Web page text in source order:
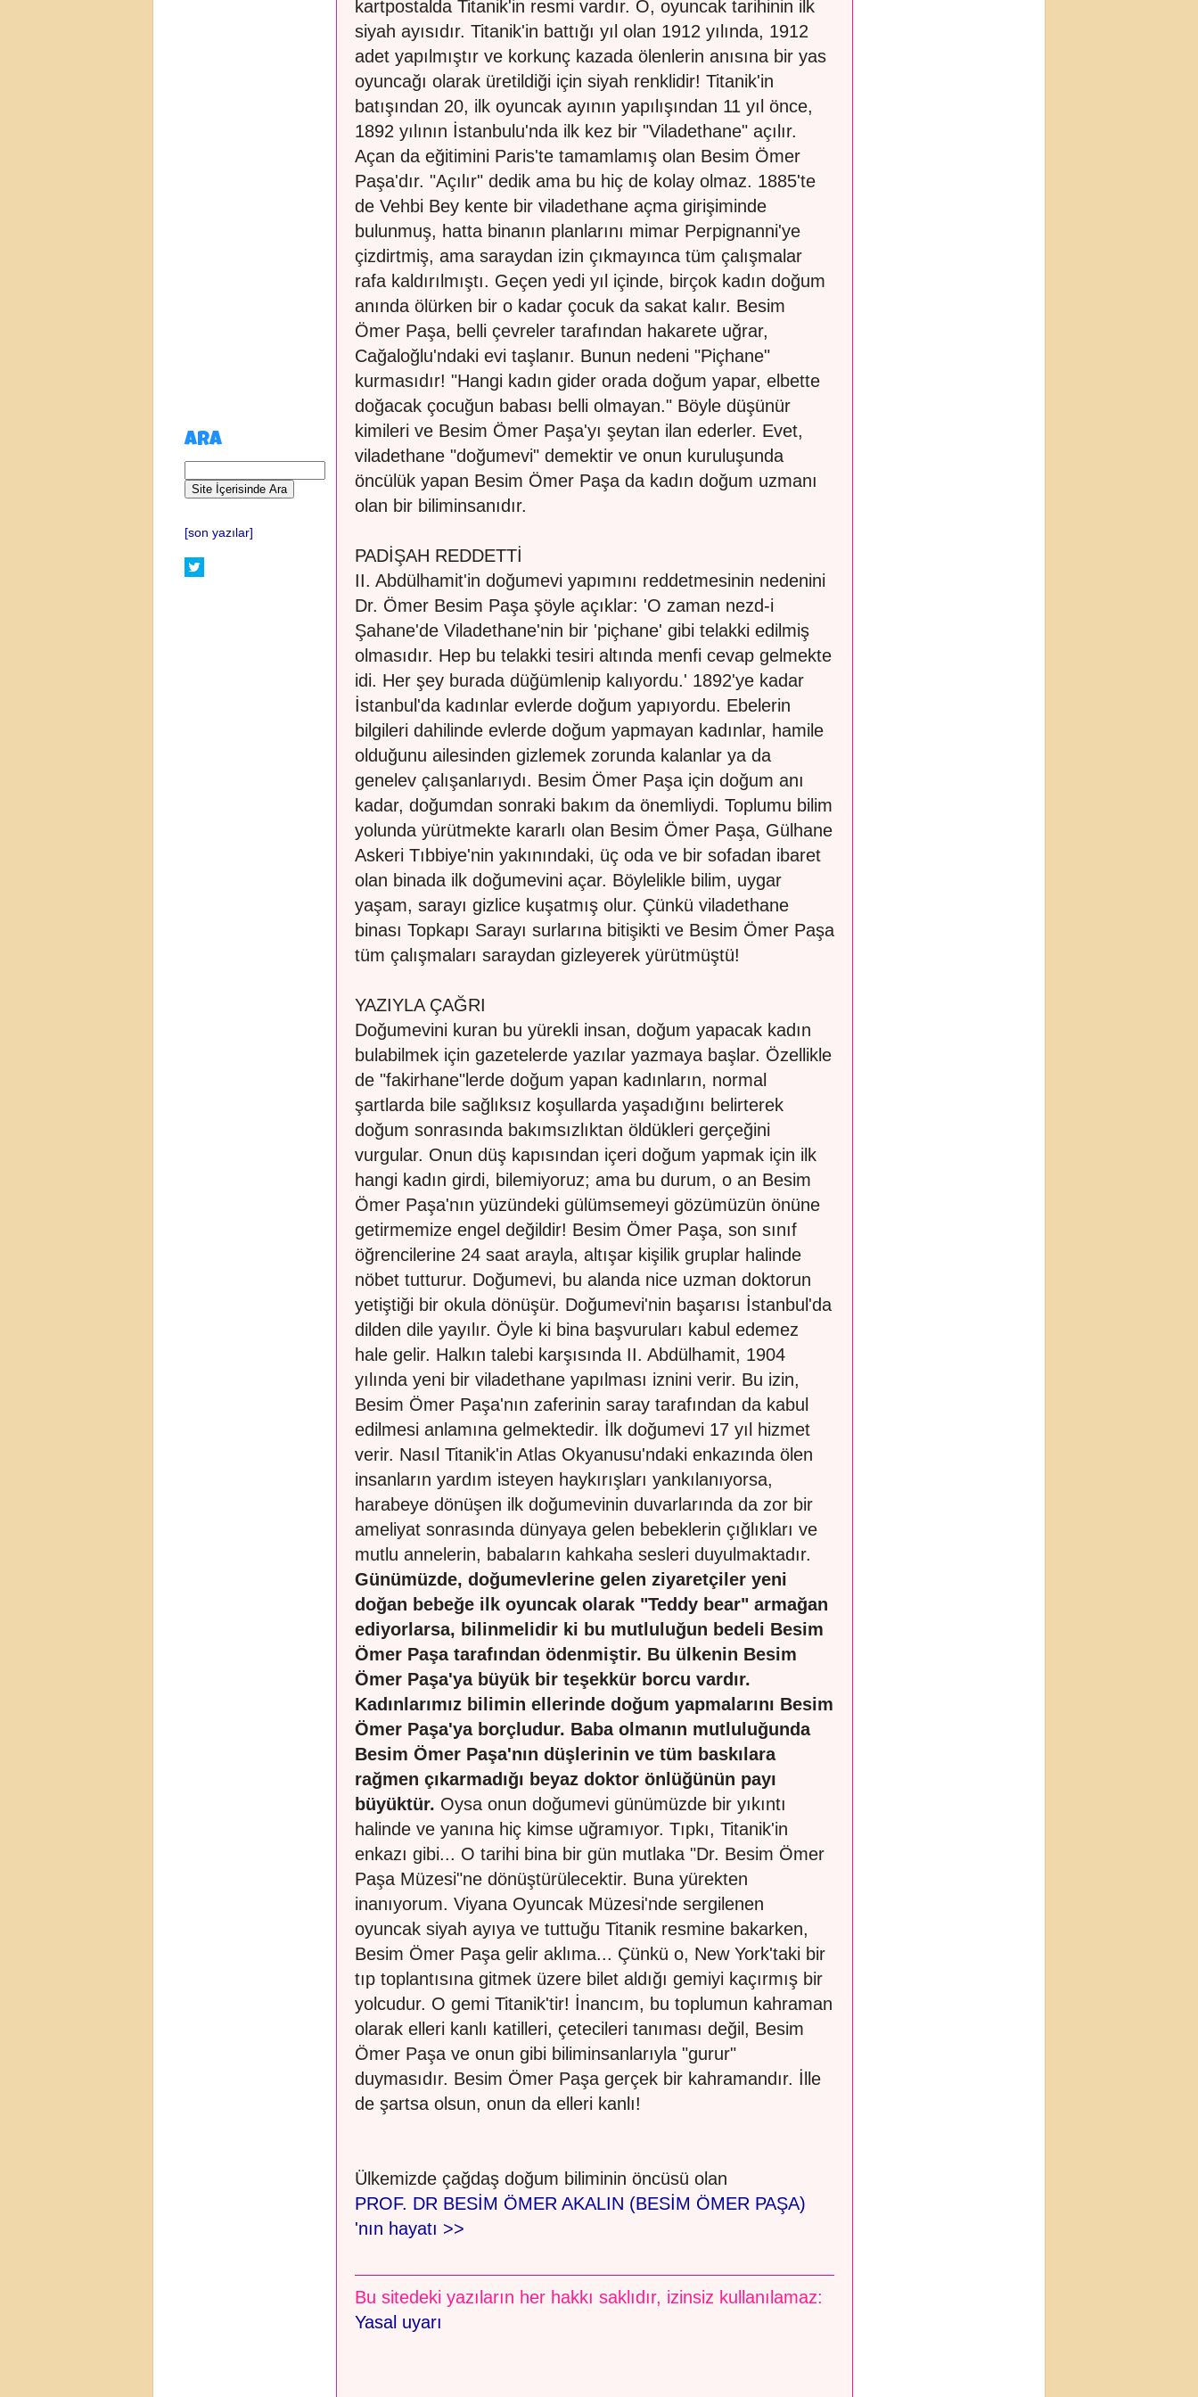
kartpostalda Titanik'in resmi vardır. O, oyuncak tarihinin ilk
siyah ayısıdır. Titanik'in battığı yıl olan 1912 yılında, 1912
adet yapılmıştır ve korkunç kazada ölenlerin anısına bir yas
oyuncağı olarak üretildiği için siyah renklidir! Titanik'in
batışından 20, ilk oyuncak ayının yapılışından 11 yıl önce,
1892 yılının İstanbulu'nda ilk kez bir "Viladethane" açılır.
Açan da eğitimini Paris'te tamamlamış olan Besim Ömer
Paşa'dır. "Açılır" dedik ama bu hiç de kolay olmaz. 1885'te
de Vehbi Bey kente bir viladethane açma girişiminde
bulunmuş, hatta binanın planlarını mimar Perpignanni'ye
çizdirtmiş, ama saraydan izin çıkmayınca tüm çalışmalar
rafa kaldırılmıştı. Geçen yedi yıl içinde, birçok kadın doğum
anında ölürken bir o kadar çocuk da sakat kalır. Besim
Ömer Paşa, belli çevreler tarafından hakarete uğrar,
Cağaloğlu'ndaki evi taşlanır. Bunun nedeni "Piçhane"
kurmasıdır! "Hangi kadın gider orada doğum yapar, elbette
doğacak çocuğun babası belli olmayan." Böyle düşünür
kimileri ve Besim Ömer Paşa'yı şeytan ilan ederler. Evet,
viladethane "doğumevi" demektir ve onun kuruluşunda
öncülük yapan Besim Ömer Paşa da kadın doğum uzmanı
olan bir biliminsanıdır.
PADİŞAH REDDETTİ
II. Abdülhamit'in doğumevi yapımını reddetmesinin nedenini
Dr. Ömer Besim Paşa şöyle açıklar: 'O zaman nezd-i
Şahane'de Viladethane'nin bir 'piçhane' gibi telakki edilmiş
olmasıdır. Hep bu telakki tesiri altında menfi cevap gelmekte
idi. Her şey burada düğümlenip kalıyordu.' 1892'ye kadar
İstanbul'da kadınlar evlerde doğum yapıyordu. Ebelerin
bilgileri dahilinde evlerde doğum yapmayan kadınlar, hamile
olduğunu ailesinden gizlemek zorunda kalanlar ya da
genelev çalışanlarıydı. Besim Ömer Paşa için doğum anı
kadar, doğumdan sonraki bakım da önemliydi. Toplumu bilim
yolunda yürütmekte kararlı olan Besim Ömer Paşa, Gülhane
Askeri Tıbbiye'nin yakınındaki, üç oda ve bir sofadan ibaret
olan binada ilk doğumevini açar. Böylelikle bilim, uygar
yaşam, sarayı gizlice kuşatmış olur. Çünkü viladethane
binası Topkapı Sarayı surlarına bitişikti ve Besim Ömer Paşa
tüm çalışmaları saraydan gizleyerek yürütmüştü!
YAZIYLA ÇAĞRI
Doğumevini kuran bu yürekli insan, doğum yapacak kadın
bulabilmek için gazetelerde yazılar yazmaya başlar. Özellikle
de "fakirhane"lerde doğum yapan kadınların, normal
şartlarda bile sağlıksız koşullarda yaşadığını belirterek
doğum sonrasında bakımsızlıktan öldükleri gerçeğini
vurgular. Onun düş kapısından içeri doğum yapmak için ilk
hangi kadın girdi, bilemiyoruz; ama bu durum, o an Besim
Ömer Paşa'nın yüzündeki gülümsemeyi gözümüzün önüne
getirmemize engel değildir! Besim Ömer Paşa, son sınıf
öğrencilerine 24 saat arayla, altışar kişilik gruplar halinde
nöbet tutturur. Doğumevi, bu alanda nice uzman doktorun
yetiştiği bir okula dönüşür. Doğumevi'nin başarısı İstanbul'da
dilden dile yayılır. Öyle ki bina başvuruları kabul edemez
hale gelir. Halkın talebi karşısında II. Abdülhamit, 1904
yılında yeni bir viladethane yapılması iznini verir. Bu izin,
Besim Ömer Paşa'nın zaferinin saray tarafından da kabul
edilmesi anlamına gelmektedir. İlk doğumevi 17 yıl hizmet
verir. Nasıl Titanik'in Atlas Okyanusu'ndaki enkazında ölen
insanların yardım isteyen haykırışları yankılanıyorsa,
harabeye dönüşen ilk doğumevinin duvarlarında da zor bir
ameliyat sonrasında dünyaya gelen bebeklerin çığlıkları ve
mutlu annelerin, babaların kahkaha sesleri duyulmaktadır.
Günümüzde, doğumevlerine gelen ziyaretçiler yeni
doğan bebeğe ilk oyuncak olarak "Teddy bear" armağan
ediyorlarsa, bilinmelidir ki bu mutluluğun bedeli Besim
Ömer Paşa tarafından ödenmiştir. Bu ülkenin Besim
Ömer Paşa'ya büyük bir teşekkür borcu vardır.
Kadınlarımız bilimin ellerinde doğum yapmalarını Besim
Ömer Paşa'ya borçludur. Baba olmanın mutluluğunda
Besim Ömer Paşa'nın düşlerinin ve tüm baskılara
rağmen çıkarmadığı beyaz doktor önlüğünün payı
büyüktür. Oysa onun doğumevi günümüzde bir yıkıntı
halinde ve yanına hiç kimse uğramıyor. Tıpkı, Titanik'in
enkazı gibi... O tarihi bina bir gün mutlaka "Dr. Besim Ömer
Paşa Müzesi"ne dönüştürülecektir. Buna yürekten
inanıyorum. Viyana Oyuncak Müzesi'nde sergilenen
oyuncak siyah ayıya ve tuttuğu Titanik resmine bakarken,
Besim Ömer Paşa gelir aklıma... Çünkü o, New York'taki bir
tıp toplantısına gitmek üzere bilet aldığı gemiyi kaçırmış bir
yolcudur. O gemi Titanik'tir! İnancım, bu toplumun kahraman
olarak elleri kanlı katilleri, çetecileri tanıması değil, Besim
Ömer Paşa ve onun gibi biliminsanlarıyla "gurur"
duymasıdır. Besim Ömer Paşa gerçek bir kahramandır. İlle
de şartsa olsun, onun da elleri kanlı!
Ülkemizde çağdaş doğum biliminin öncüsü olan
PROF. DR BESİM ÖMER AKALIN (BESİM ÖMER PAŞA)
'nın hayatı >>
Bu sitedeki yazıların her hakkı saklıdır, izinsiz kullanılamaz:
Yasal uyarı
ARA
[son yazılar]